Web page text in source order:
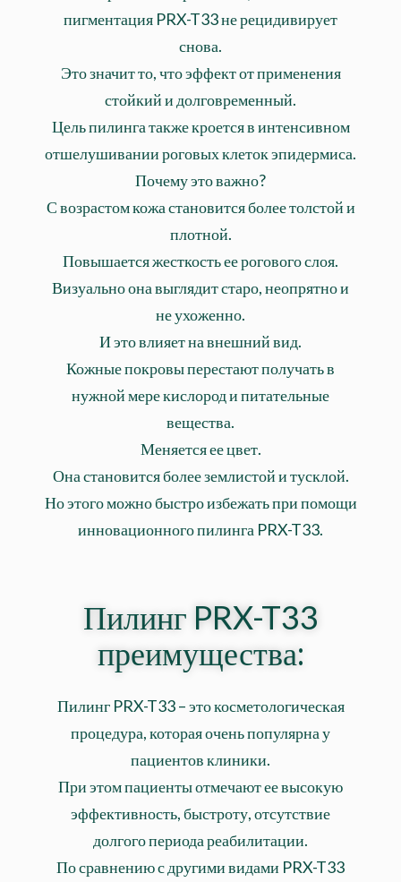
пигментация PRX-T33 не рецидивирует
снова.
Это значит то, что эффект от применения
стойкий и долговременный.
Цель пилинга также кроется в интенсивном
отшелушивании роговых клеток эпидермиса.
Почему это важно?
С возрастом кожа становится более толстой и
плотной.
Повышается жесткость ее рогового слоя.
Визуально она выглядит старо, неопрятно и
не ухоженно.
И это влияет на внешний вид.
Кожные покровы перестают получать в
нужной мере кислород и питательные
вещества.
Меняется ее цвет.
Она становится более землистой и тусклой.
Но этого можно быстро избежать при помощи
инновационного пилинга PRX-T33.
Пилинг PRX-T33
преимущества:
Пилинг PRX-T33 – это косметологическая
процедура, которая очень популярна у
пациентов клиники.
При этом пациенты отмечают ее высокую
эффективность, быстроту, отсутствие
долгого периода реабилитации.
По сравнению с другими видами PRX-T33